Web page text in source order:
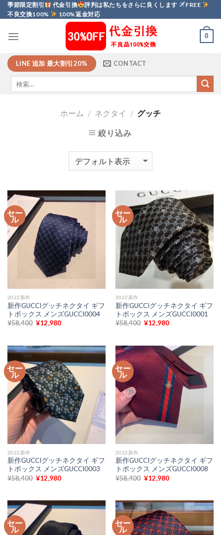
Skip
to
季節限定割引 代金引換 評判は私たちをさらに良くします
FREE
不良交換100%
100%返金対応
0
LINE 追加 最大割引20% CONTACT
ホーム / ネクタイ / グッチ
絞り込み
セー
ル
2022新作
新作GUCCIグッチネクタイ ギフ
トボックス メンズGUCCI0004
¥58,400 元
は
¥58,400
で
し
た。
¥12,980現
格
は
¥12,980
で
す。
セー
ル
2022新作
新作GUCCIグッチネクタイ ギフ
トボックス メンズGUCCI0001
¥58,400 元
は
¥58,400
で
し
た。
¥12,980現
格
は
¥12,980
で
す。
セー
ル
2022新作
新作GUCCIグッチネクタイ ギフ
トボックス メンズGUCCI0003
¥58,400 元
は
¥58,400
で
し
た。
¥12,980現
は
で
す。
セー
ル
2022新作
新作GUCCIグッチネクタイ ギフ
トボックス メンズGUCCI0008
¥58,400 元
は
¥58,400
で
し
た。
¥12,980現
格
は
¥12,980
で
す。
セー
ル
セー
ル